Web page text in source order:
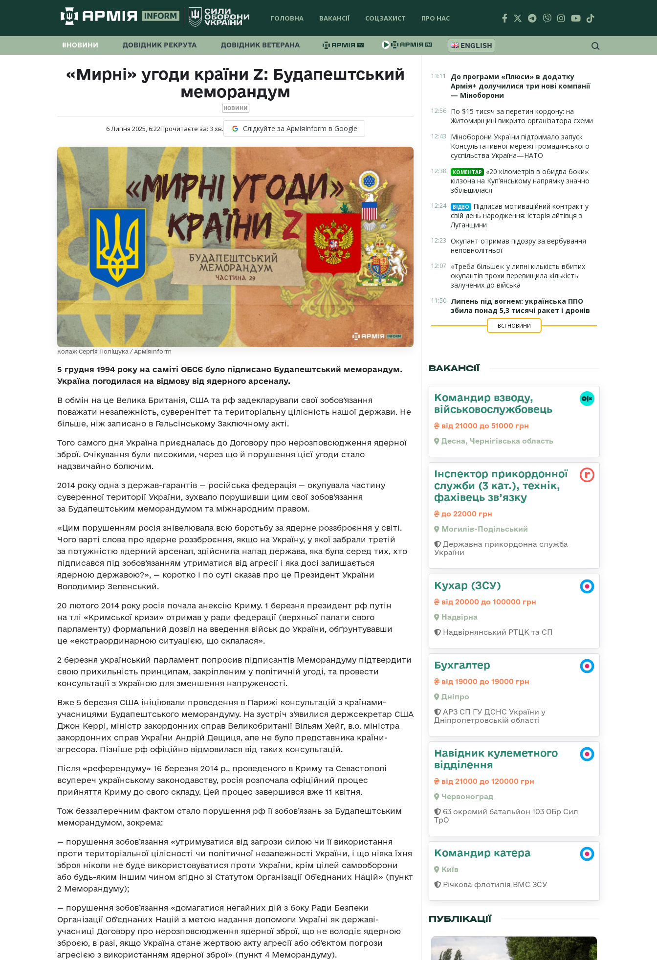
ГОЛОВНА ВАКАНСІЇ СОЦЗАХИСТ ПРО НАС
#НОВИНИ ДОВІДНИК РЕКРУТА ДОВІДНИК ВЕТЕРАНА ENGLISH
«Мирні» угоди країни Z: Будапештський
меморандум
НОВИНИ
6 Липня 2025, 6:22Прочитаєте за: 3 хв. Слідкуйте за АрміяInform в Google
Колаж Сергія Поліщука / АрміяInform
5 грудня 1994 року на саміті ОБСЄ було підписано Будапештський меморандум.
Україна погодилася на відмову від ядерного арсеналу.
В обмін на це Велика Британія, США та рф задекларували свої зобов’язання
поважати незалежність, суверенітет та територіальну цілісність нашої держави. Не
більше, ніж записано в Гельсінському Заключному акті.
Того самого дня Україна приєдналась до Договору про нерозповсюдження ядерної
зброї. Очікування були високими, через що й порушення цієї угоди стало
надзвичайно болючим.
2014 року одна з держав-гарантів — російська федерація — окупувала частину
суверенної території України, зухвало порушивши цим свої зобов’язання
за Будапештським меморандумом та міжнародним правом.
«Цим порушенням росія знівелювала всю боротьбу за ядерне роззброєння у світі.
Чого варті слова про ядерне роззброєння, якщо на Україну, у якої забрали третій
за потужністю ядерний арсенал, здійснила напад держава, яка була серед тих, хто
підписався під зобов’язанням утриматися від агресії і яка досі залишається
ядерною державою?», — коротко і по суті сказав про це Президент України
Володимир Зеленський.
20 лютого 2014 року росія почала анексію Криму. 1 березня президент рф путін
на тлі «Кримської кризи» отримав у ради федерації (верхньої палати свого
парламенту) формальний дозвіл на введення військ до України, обґрунтувавши
це «екстраординарною ситуацією, що склалася».
2 березня український парламент попросив підписантів Меморандуму підтвердити
свою прихильність принципам, закріпленим у політичній угоді, та провести
консультації з Україною для зменшення напруженості.
Вже 5 березня США ініціювали проведення в Парижі консультацій з країнами-
учасницями Будапештського меморандуму. На зустріч з’явилися держсекретар США
Джон Керрі, міністр закордонних справ Великобританії Вільям Хейг, в.о. міністра
закордонних справ України Андрій Дещиця, але не було представника країни-
агресора. Пізніше рф офіційно відмовилася від таких консультацій.
Після «референдуму» 16 березня 2014 р., проведеного в Криму та Севастополі
всупереч українському законодавству, росія розпочала офіційний процес
прийняття Криму до свого складу. Цей процес завершився вже 11 квітня.
Тож беззаперечним фактом стало порушення рф її зобов’язань за Будапештським
меморандумом, зокрема:
— порушення зобов’язання «утримуватися від загрози силою чи її використання
проти територіальної цілісності чи політичної незалежності України, і що ніяка їхня
зброя ніколи не буде використовуватися проти України, крім цілей самооборони
або будь-яким іншим чином згідно зі Статутом Організації Об’єднаних Націй» (пункт
2 Меморандуму);
— порушення зобов’язання «домагатися негайних дій з боку Ради Безпеки
Організації Об’єднаних Націй з метою надання допомоги Україні як державі-
учасниці Договору про нерозповсюдження ядерної зброї, що не володіє ядерною
зброєю, в разі, якщо Україна стане жертвою акту агресії або об’єктом погрози
агресією з використанням ядерної зброї» (пункт 4 Меморандуму).
13:11
До програми «Плюси» в додатку
Армія+ долучилися три нові компанії
— Міноборони
12:56 По $15 тисяч за перетин кордону: на
Житомирщині викрито організатора схеми
12:43
Міноборони України підтримало запуск
Консультативної мережі громадянського
суспільства Україна—НАТО
12:38 КОМЕНТАР
«20 кілометрів в обидва боки»:
кілзона на Куп’янському напрямку значно
збільшилася
12:24 ВІДЕО
Підписав мотиваційний контракт у
свій день народження: історія айтівця з
Луганщини
12:23 Окупант отримав підозру за вербування
неповнолітньої
12:07
«Треба більше»: у липні кількість вбитих
окупантів трохи перевищила кількість
залучених до війська
11:50 Липень під вогнем: українська ППО
збила понад 5,3 тисячі ракет і дронів
ВСІ НОВИНИ
ВАКАНСІЇ
Командир взводу,
військовослужбовець
від 21000 до 51000 грн
Десна, Чернігівська область
Інспектор прикордонної
служби (3 кат.), технік,
фахівець зв’язку
до 22000 грн
Могилів-Подільський
Державна прикордонна служба
України
Кухар (ЗСУ)
від 20000 до 100000 грн
Надвірна
Надвірнянський РТЦК та СП
Бухгалтер
від 19000 до 19000 грн
Дніпро
АРЗ СП ГУ ДСНС України у
Дніпропетровській області
Навідник кулеметного
відділення
від 21000 до 120000 грн
Червоноград
63 окремий батальйон 103 ОБр Сил
ТрО
Командир катера
Київ
Річкова флотилія ВМС ЗСУ
ПУБЛІКАЦІЇ